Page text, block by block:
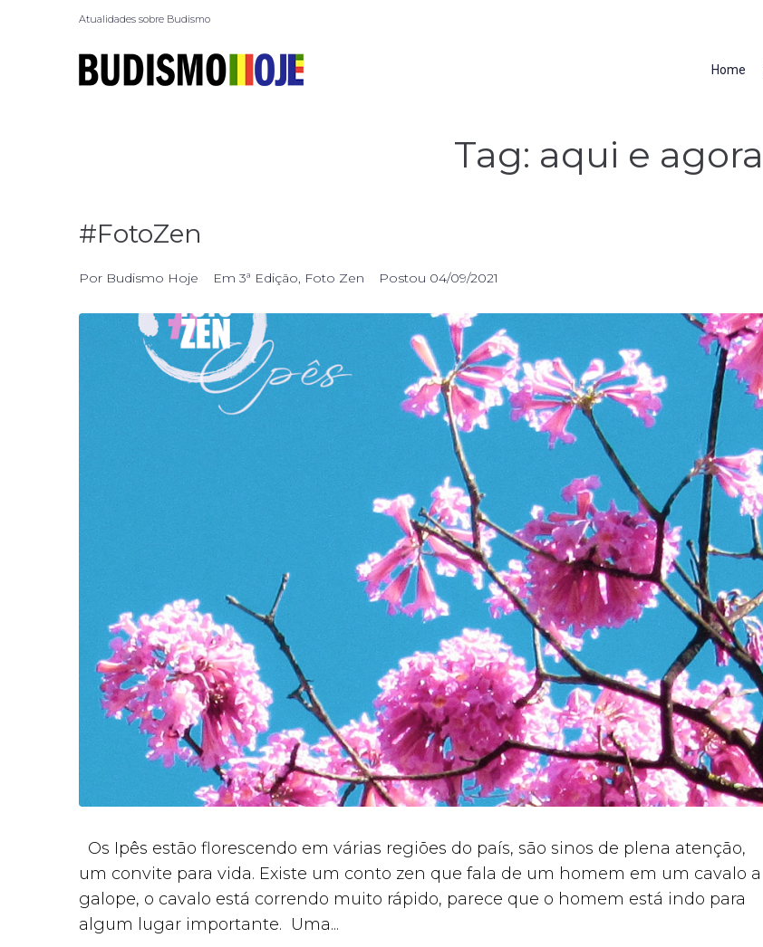
Atualidades sobre Budismo
Home
Tag: aqui e agora
#FotoZen
Por Budismo Hoje Em 3ª Edição, Foto Zen Postou 04/09/2021
Os Ipês estão florescendo em várias regiões do país, são sinos de plena atenção,
um convite para vida. Existe um conto zen que fala de um homem em um cavalo a
galope, o cavalo está correndo muito rápido, parece que o homem está indo para
algum lugar importante. Uma...